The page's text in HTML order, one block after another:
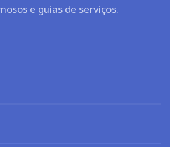
e guias de serviços.